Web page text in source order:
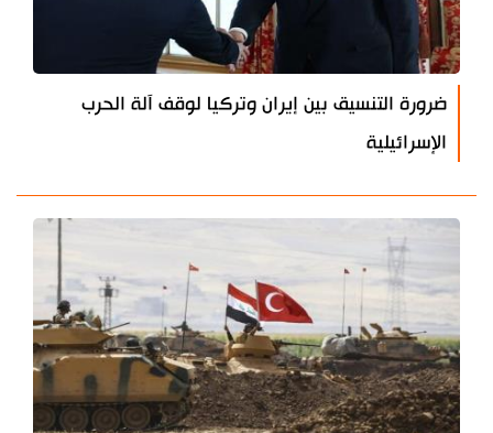
ضرورة التنسيق بين إيران وتركيا لوقف آلة الحرب
الإسرائيلية